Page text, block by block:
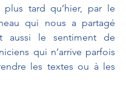
plus tard qu’hier, par le
qui nous a partagé
aussi le sentiment de
qui n’arrive parfois
les textes ou à les